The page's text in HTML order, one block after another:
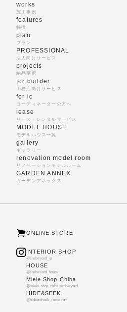
works
施工事例
features
特徴
plan
プラン
PROFESSIONAL
法人向けサービス
projects
納品事例
for builder
工務店向けサービス
for ic
コーディネーターの方へ
lease
リース・レンタルサービス
MODEL HOUSE
モデルハウス一覧
gallery
ギャラリー
renovation model room
リノベーションモデルルーム
GARDEN ANNEX
ガーデンアネックス
ONLINE STORE
INTERIOR SHOP
@timberyard_jp
HOUSE
@timberyard_house
Miele Shop Chiba
@miele_shop_chiba_timberyard
HIDE&SEEK
@hideandseek_restaurant